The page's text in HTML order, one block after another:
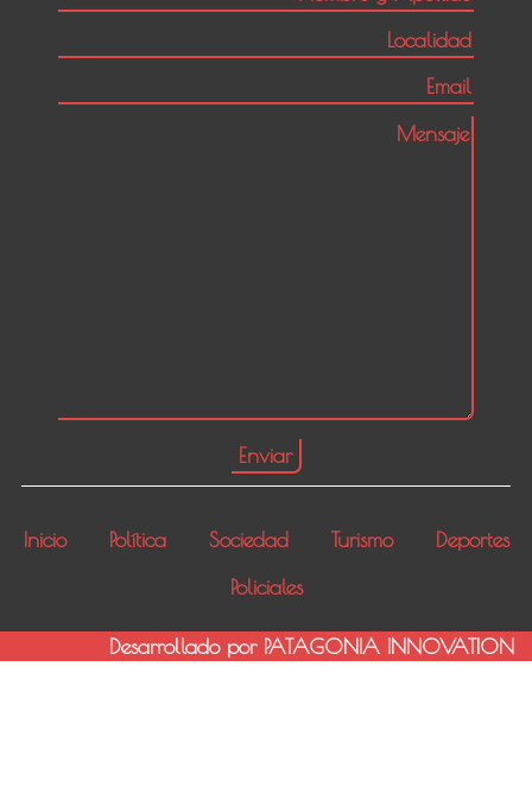
Inicio Política Sociedad Turismo
Deportes
Policiales
Desarrollado por PATAGONIA INNOVATION